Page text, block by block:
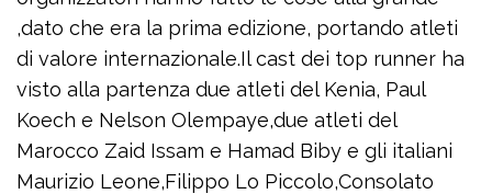
,dato che era la prima edizione, portando atleti
di valore internazionale.Il cast dei top runner ha
visto alla partenza due atleti del Kenia, Paul
Koech e Nelson Olempaye,due atleti del
Marocco Zaid Issam e Hamad Biby e gli italiani
Maurizio Leone,Filippo Lo Piccolo,Consolato